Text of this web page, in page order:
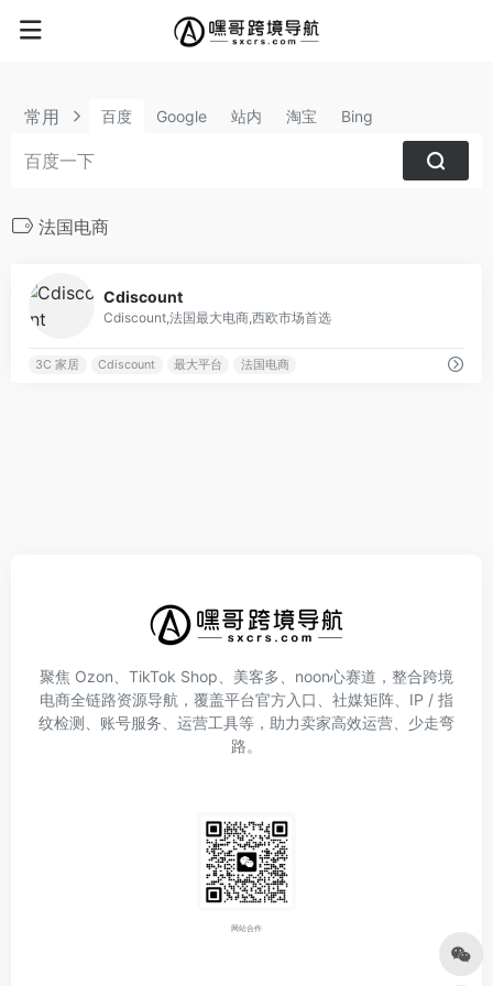
常用 百度 Google 站内 淘宝 Bing
法国电商
Cdiscount
Cdiscount,法国最大电商,西欧市场首选
3C 家居 Cdiscount 最大平台 法国电商
聚焦 Ozon、TikTok Shop、美客多、noon心赛道，整合跨境
电商全链路资源导航，覆盖平台官方入口、社媒矩阵、IP / 指
纹检测、账号服务、运营工具等，助力卖家高效运营、少走弯
路。
网站合作